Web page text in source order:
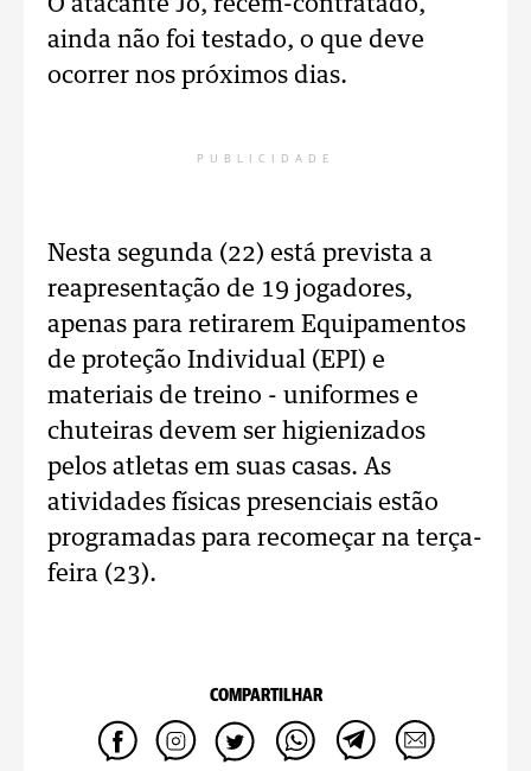
O atacante Jô, recém-contratado,
ainda não foi testado, o que deve
ocorrer nos próximos dias.
PUBLICIDADE
Nesta segunda (22) está prevista a
reapresentação de 19 jogadores,
apenas para retirarem Equipamentos
de proteção Individual (EPI) e
materiais de treino - uniformes e
chuteiras devem ser higienizados
pelos atletas em suas casas. As
atividades físicas presenciais estão
programadas para recomeçar na terça-
feira (23).
COMPARTILHAR